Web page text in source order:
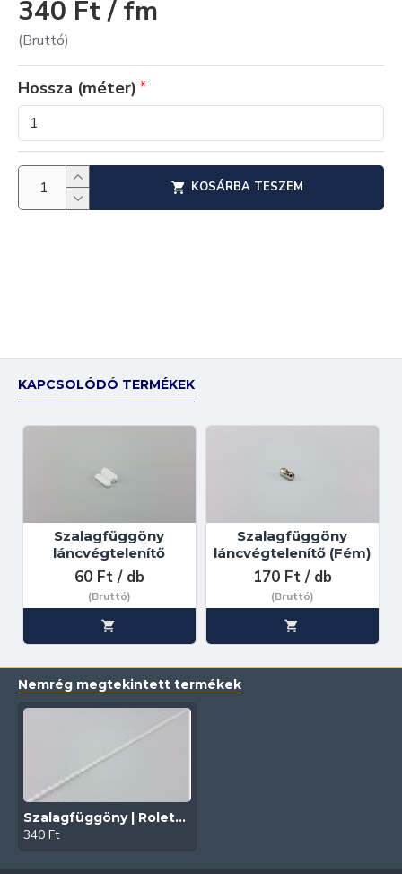
340 Ft / fm
(Bruttó)
Hossza (méter)
KOSÁRBA TESZEM
KAPCSOLÓDÓ TERMÉKEK
Szalagfüggöny
láncvégtelenítő
60 Ft / db
(Bruttó)
Szalagfüggöny
láncvégtelenítő (Fém)
170 Ft / db
(Bruttó)
Nemrég megtekintett termékek
Szalagfüggöny | Roletta | Sávroló Kezelő gyöngy (sűrű)
340 Ft